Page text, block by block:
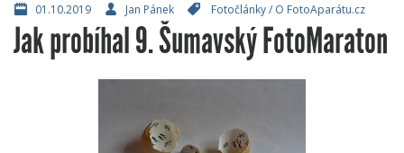
01.10.2019 Jan Pánek Fotočlánky/ O FotoAparátu.cz
Jak probíhal 9. Šumavský FotoMaraton